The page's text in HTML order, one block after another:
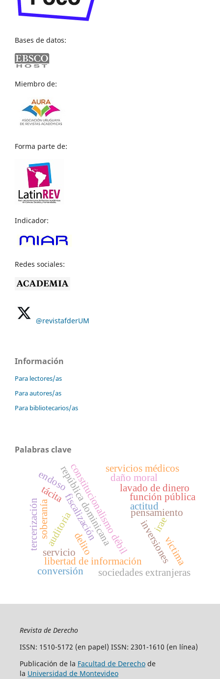
Bases de datos:
Miembro de:
Forma parte de:
Indicador:
Redes sociales:
@revistafderUM
Información
Para lectores/as
Para autores/as
Para bibliotecarios/as
Palabras clave
constitucionalismo débil
república dominicana
fiscalización
auditoria
soberanía pensamiento
actitud
libertad de información
lavado de dinero
delito
daño moral
servicios médicos
función pública
inversiones
sociedades extranjeras
irae
tercerización
conversión
tácita
servicio
endoso
victima
Revista de Derecho
ISSN: 1510-5172 (en papel) ISSN: 2301-1610 (en línea)
Publicación de la Facultad de Derechode
la Universidad de Montevideo